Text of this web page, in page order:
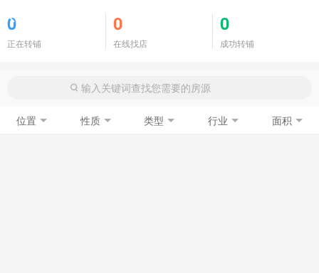
0
正在转铺
0
在线找店
0
成功转铺
位置 性质 类型 行业 面积